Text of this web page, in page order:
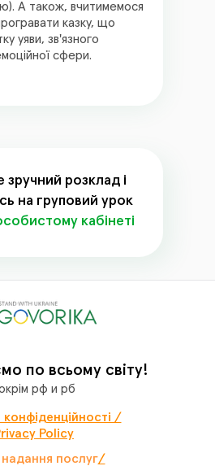
А також, вчитимемося
казку, що
уяви, зв'язного
сфери.
розклад і
на груповий урок
кабінеті
конфіденційності /
Policy
по всьому світу!
послуг/
рф и рб